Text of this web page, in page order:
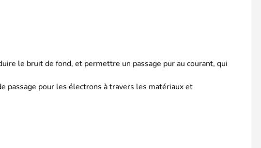
le bruit de fond, et permettre un passage pur au courant, qui
passage pour les électrons à travers les matériaux et